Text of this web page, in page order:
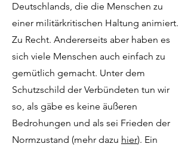
Deutschlands, die die Menschen zu
einer militärkritischen Haltung animiert.
Zu Recht. Andererseits aber haben es
sich viele Menschen auch einfach zu
gemütlich gemacht. Unter dem
Schutzschild der Verbündeten tun wir
so, als gäbe es keine äußeren
Bedrohungen und als sei Frieden der
Normzustand (mehr dazu hier). Ein